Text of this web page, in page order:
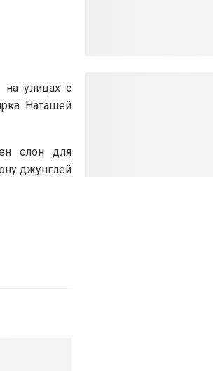
на улицах с
Наташей
слон для
джунглей